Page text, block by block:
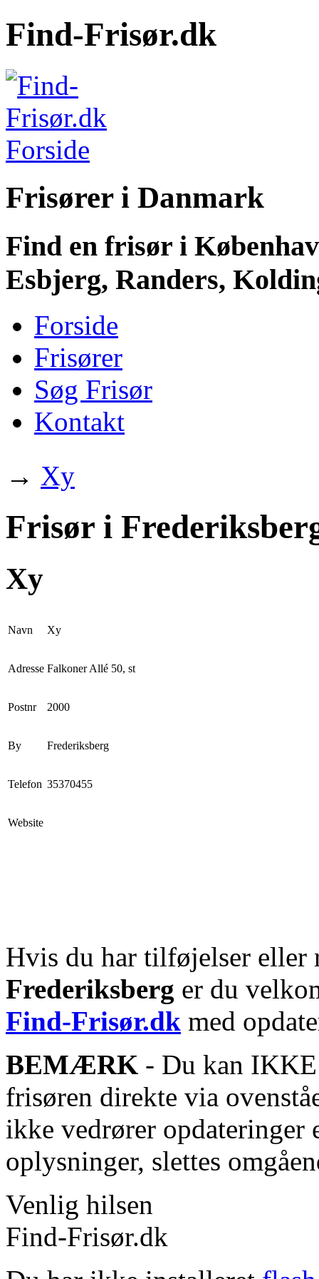
Find-Frisør.dk
Frisører i Danmark
Find en frisør i
Esbjerg, Randers,
Forside
Frisører
Søg Frisør
Kontakt
→ Xy
Frisør i
Xy
Navn Xy
Adresse Falkoner Allé 50, st
Postnr 2000
By Frederiksberg
Telefon 35370455
Website
Hvis du har tilføjelser eller
Frederiksberg er du
Find-Frisør.dk med
BEMÆRK - Du kan IKKE
frisøren direkte via
ikke vedrører opdateringer
oplysninger, slettes
Venlig hilsen
Find-Frisør.dk